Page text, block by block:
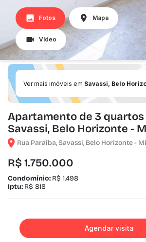
Fotos Mapa
Vídeo
Ver mais imóveis em Savassi, Belo
Apartamento de 3 quartos
Savassi, Belo Horizonte -
Rua Paraiba, Savassi, Belo Horizonte -
R$ 1.750.000
Condomínio: R$ 1.498
Iptu: R$ 818
Agendar visita